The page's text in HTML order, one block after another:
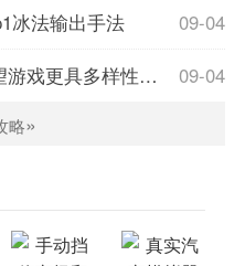
快速通过。
交流，赛道上有其他玩家会
常好的画质和很多特效，所
戏的关卡是很多的，如果
简单，而且还可以根据使
09-04
冰法输出手法
09-04
更具多样性包容性
略»